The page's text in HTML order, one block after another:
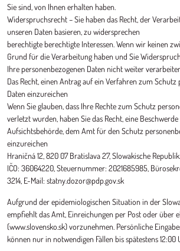
Sie sind, von Ihnen erhalten haben.
Widerspruchsrecht – Sie haben das Recht, der
unseren Daten basieren, zu widersprechen
berechtigte berechtigte Interessen. Wenn wir keinen
Grund für die Verarbeitung haben und Sie
Ihre personenbezogenen Daten nicht weiter
Das Recht, einen Antrag auf ein Verfahren zum
Daten einzureichen
Wenn Sie glauben, dass Ihre Rechte zum Schutz
verletzt wurden, haben Sie das Recht, eine
Aufsichtsbehörde, dem Amt für den Schutz
einzureichen
Hraničná 12, 820 07 Bratislava 27, Slowakische
IČO: 36064220, Steuernummer: 2021685985,
3214, E-Mail: statny.dozor@pdp.gov.sk
Aufgrund der epidemiologischen Situation in der
empfiehlt das Amt, Einreichungen per Post oder über
(www.slovensko.sk) vorzunehmen. Persönliche
können nur in notwendigen Fällen bis spätestens 12:00